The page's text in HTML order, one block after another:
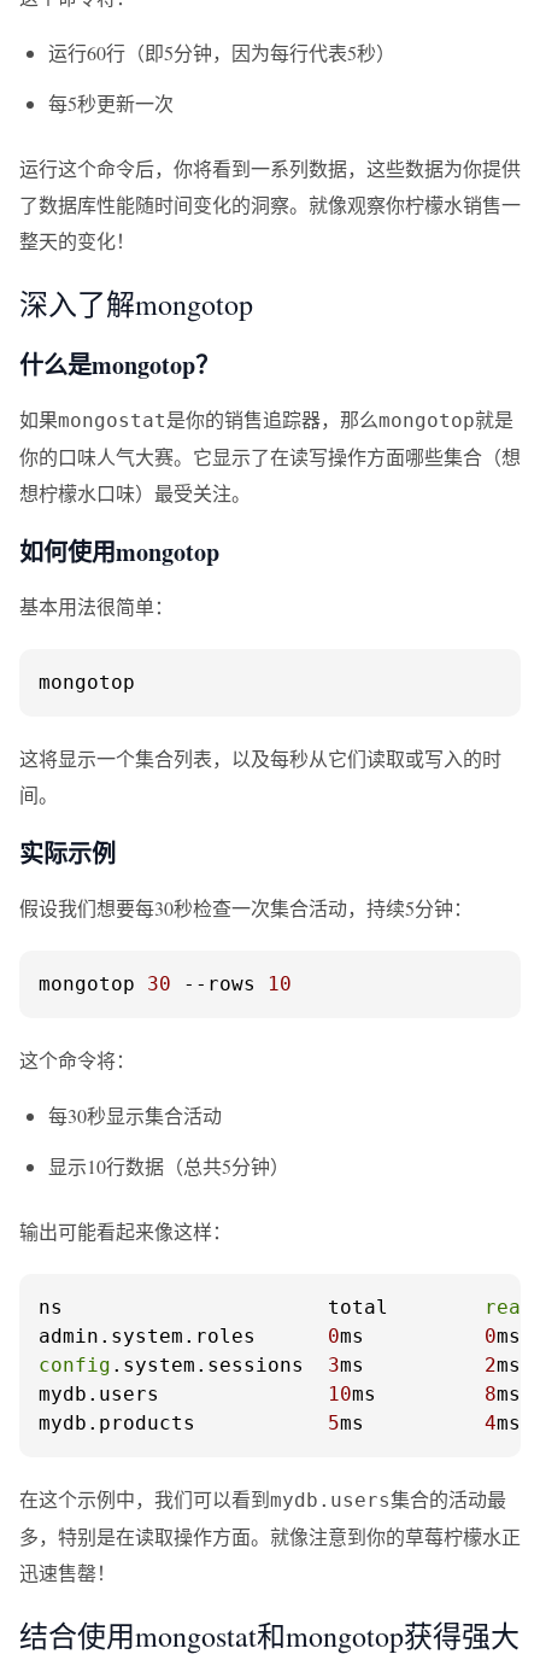
运行60行（即5分钟，因为每行代表5秒）
每5秒更新一次
运行这个命令后，你将看到一系列数据，这些数据为你提供
了数据库性能随时间变化的洞察。就像观察你柠檬水销售一
整天的变化！
深入了解mongotop
什么是mongotop？
如果mongostat是你的销售追踪器，那么mongotop就是
你的口味人气大赛。它显示了在读写操作方面哪些集合（想
想柠檬水口味）最受关注。
如何使用mongotop
基本用法很简单：
mongotop
这将显示一个集合列表，以及每秒从它们读取或写入的时
间。
实际示例
假设我们想要每30秒检查一次集合活动，持续5分钟：
mongotop 30 --rows 10
这个命令将：
每30秒显示集合活动
显示10行数据（总共5分钟）
输出可能看起来像这样：
ns                      total
read
admin.system.roles 0ms 0
config .system.sessions 3ms 2
mydb.users
10ms 8
mydb.products 5ms 4
在这个示例中，我们可以看到mydb.users集合的活动最
多，特别是在读取操作方面。就像注意到你的草莓柠檬水正
迅速售罄！
结合使用mongostat和mongotop获得强大